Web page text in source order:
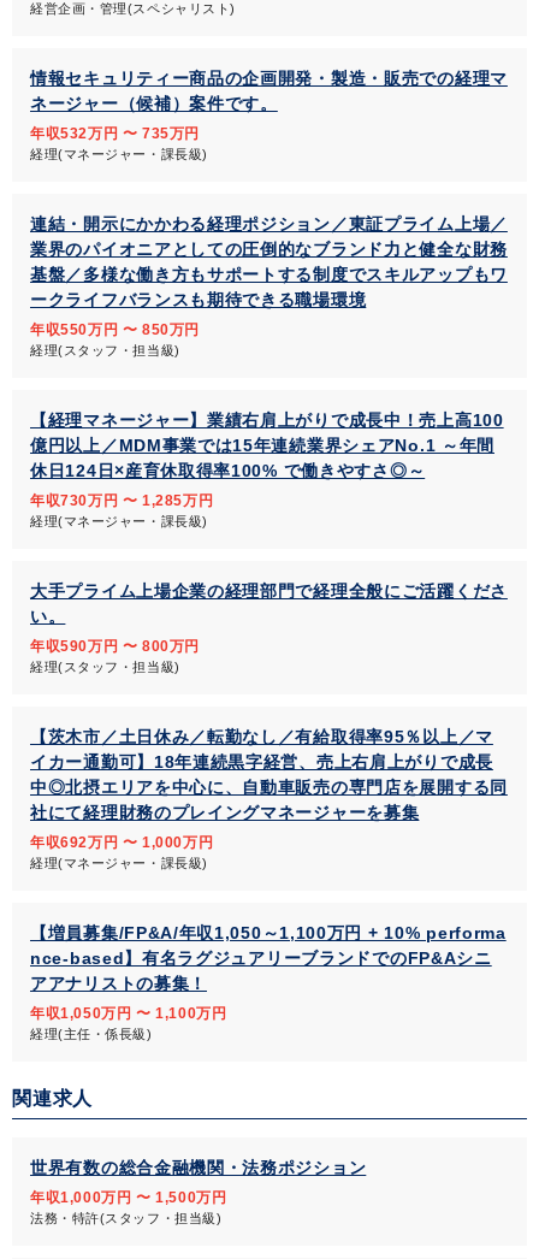
経営企画・管理(スペシャリスト)
情報セキュリティー商品の企画開発・製造・販売での経理マ
ネージャー（候補）案件です。
年収532万円 〜 735万円
経理(マネージャー・課長級)
連結・開示にかかわる経理ポジション／東証プライム上場／
業界のパイオニアとしての圧倒的なブランド力と健全な財務
基盤／多様な働き方もサポートする制度でスキルアップもワ
ークライフバランスも期待できる職場環境
年収550万円 〜 850万円
経理(スタッフ・担当級)
【経理マネージャー】業績右肩上がりで成長中！売上高100
億円以上／MDM事業では15年連続業界シェアNo.1 ～年間
休日124日×産育休取得率100% で働きやすさ◎～
年収730万円 〜 1,285万円
経理(マネージャー・課長級)
大手プライム上場企業の経理部門で経理全般にご活躍くださ
い。
年収590万円 〜 800万円
経理(スタッフ・担当級)
【茨木市／土日休み／転勤なし／有給取得率95％以上／マ
イカー通勤可】18年連続黒字経営、売上右肩上がりで成長
中◎北摂エリアを中心に、自動車販売の専門店を展開する同
社にて経理財務のプレイングマネージャーを募集
年収692万円 〜 1,000万円
経理(マネージャー・課長級)
【増員募集/FP&A/年収1,050～1,100万円 + 10% performa
nce-based】有名ラグジュアリーブランドでのFP&Aシニ
アアナリストの募集！
年収1,050万円 〜 1,100万円
経理(主任・係長級)
関連求人
世界有数の総合金融機関・法務ポジション
年収1,000万円 〜 1,500万円
法務・特許(スタッフ・担当級)